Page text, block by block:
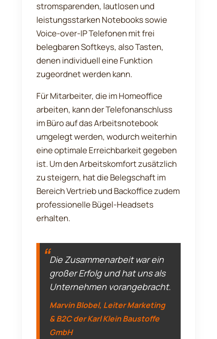
stromsparenden, lautlosen und
leistungsstarken Notebooks sowie
Voice-over-IP Telefonen mit frei
belegbaren Softkeys, also Tasten,
denen individuell eine Funktion
zugeordnet werden kann.
Für Mitarbeiter, die im Homeoffice
arbeiten, kann der Telefonanschluss
im Büro auf das Arbeitsnotebook
umgelegt werden, wodurch weiterhin
eine optimale Erreichbarkeit gegeben
ist. Um den Arbeitskomfort zusätzlich
zu steigern, hat die Belegschaft im
Bereich Vertrieb und Backoffice zudem
professionelle Bügel-Headsets
erhalten.
Die Zusammenarbeit war ein
großer Erfolg und hat uns als
Unternehmen vorangebracht.
Marvin Blobel, Leiter Marketing
& B2C der Karl Klein Baustoffe
GmbH